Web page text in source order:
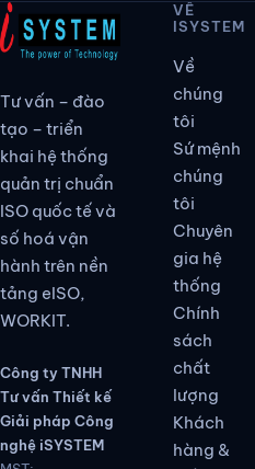
Tư vấn – đào
tạo – triển
khai hệ thống
quản trị chuẩn
ISO quốc tế và
số hoá vận
hành trên nền
tảng eISO,
WORKIT.
Công ty TNHH
Tư vấn Thiết kế
Giải pháp Công
nghệ iSYSTEM
VỀ
ISYSTEM
Về
chúng
tôi
Sứ mệnh
chúng
tôi
Chuyên
gia hệ
thống
Chính
sách
chất
lượng
Khách
hàng &